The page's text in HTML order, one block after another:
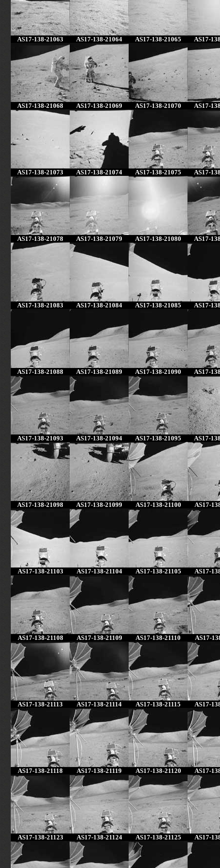
AS17-138-21063 AS17-138-21064 AS17-138-21065 AS17-
AS17-138-21068 AS17-138-21069 AS17-138-21070 AS17-
AS17-138-21073 AS17-138-21074 AS17-138-21075 AS17-
AS17-138-21078 AS17-138-21079 AS17-138-21080 AS17-
AS17-138-21083 AS17-138-21084 AS17-138-21085 AS17-
AS17-138-21088 AS17-138-21089 AS17-138-21090 AS17-
AS17-138-21093 AS17-138-21094 AS17-138-21095 AS17-
AS17-138-21098 AS17-138-21099 AS17-138-21100 AS17-
AS17-138-21103 AS17-138-21104 AS17-138-21105 AS17-
AS17-138-21108 AS17-138-21109 AS17-138-21110 AS17-
AS17-138-21113 AS17-138-21114 AS17-138-21115 AS17-
AS17-138-21118 AS17-138-21119 AS17-138-21120 AS17-
AS17-138-21123 AS17-138-21124 AS17-138-21125 AS17-